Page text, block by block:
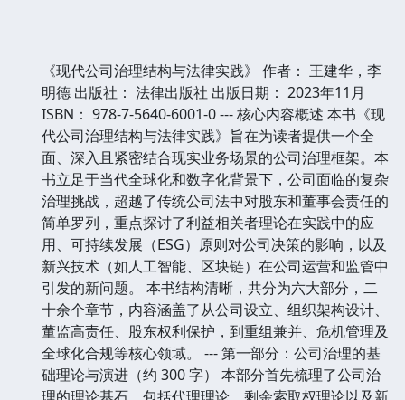
《现代公司治理结构与法律实践》 作者： 王建华，李
明德 出版社： 法律出版社 出版日期： 2023年11月
ISBN： 978-7-5640-6001-0 --- 核心内容概述 本书《现
代公司治理结构与法律实践》旨在为读者提供一个全
面、深入且紧密结合现实业务场景的公司治理框架。本
书立足于当代全球化和数字化背景下，公司面临的复杂
治理挑战，超越了传统公司法中对股东和董事会责任的
简单罗列，重点探讨了利益相关者理论在实践中的应
用、可持续发展（ESG）原则对公司决策的影响，以及
新兴技术（如人工智能、区块链）在公司运营和监管中
引发的新问题。 本书结构清晰，共分为六大部分，二
十余个章节，内容涵盖了从公司设立、组织架构设计、
董监高责任、股东权利保护，到重组兼并、危机管理及
全球化合规等核心领域。 --- 第一部分：公司治理的基
础理论与演进（约 300 字） 本部分首先梳理了公司治